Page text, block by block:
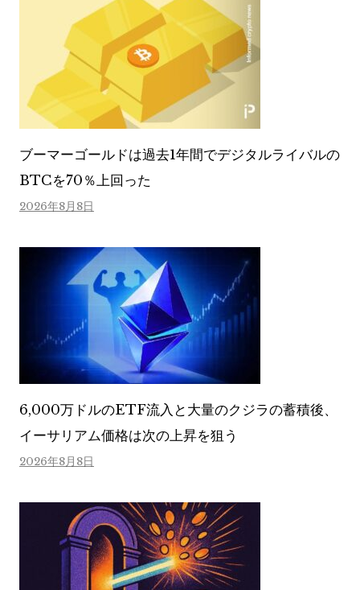
ブーマーゴールドは過去1年間でデジタルライバルの
BTCを70％上回った
2026年8月8日
6,000万ドルのETF流入と大量のクジラの蓄積後、
イーサリアム価格は次の上昇を狙う
2026年8月8日